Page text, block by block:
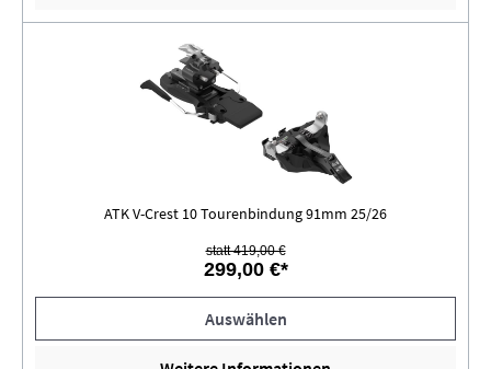
ATK V-Crest 10 Tourenbindung 91mm 25/26
statt 419,00 €
299,00 €*
Auswählen